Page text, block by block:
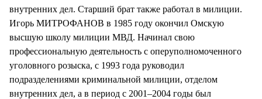
внутренних дел. Старший брат также работал в милиции.
Игорь МИТРОФАНОВ в 1985 году окончил Омскую
высшую школу милиции МВД. Начинал свою
профессиональную деятельность с оперуполномоченного
уголовного розыска, с 1993 года руководил
подразделениями криминальной милиции, отделом
внутренних дел, а в период с 2001–2004 годы был